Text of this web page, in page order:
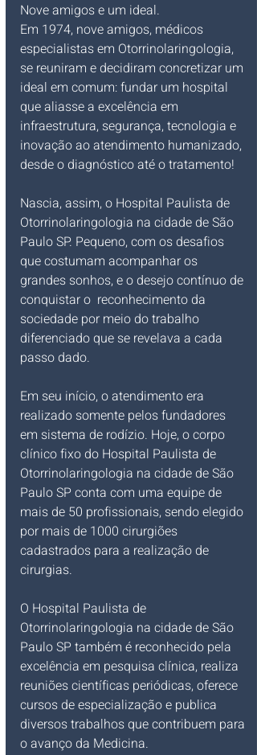
Nove amigos e um ideal.
Em 1974, nove amigos, médicos
especialistas em Otorrinolaringologia,
se reuniram e decidiram concretizar um
ideal em comum: fundar um hospital
que aliasse a excelência em
infraestrutura, segurança, tecnologia e
inovação ao atendimento humanizado,
desde o diagnóstico até o tratamento!
Nascia, assim, o Hospital Paulista de
Otorrinolaringologia na cidade de São
Paulo SP. Pequeno, com os desafios
que costumam acompanhar os
grandes sonhos, e o desejo contínuo de
conquistar o  reconhecimento da
sociedade por meio do trabalho
diferenciado que se revelava a cada
passo dado.
Em seu início, o atendimento era
realizado somente pelos fundadores
em sistema de rodízio. Hoje, o corpo
clínico fixo do Hospital Paulista de
Otorrinolaringologia na cidade de São
Paulo SP conta com uma equipe de
mais de 50 profissionais, sendo elegido
por mais de 1000 cirurgiões
cadastrados para a realização de
cirurgias.
O Hospital Paulista de
Otorrinolaringologia na cidade de São
Paulo SP também é reconhecido pela
excelência em pesquisa clínica, realiza
reuniões científicas periódicas, oferece
cursos de especialização e publica
diversos trabalhos que contribuem para
o avanço da Medicina.